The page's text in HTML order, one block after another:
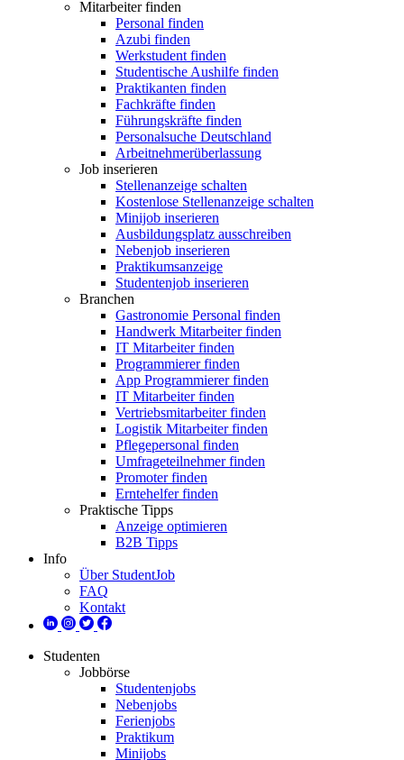
Mitarbeiter finden
Personal finden
Azubi finden
Werkstudent finden
Studentische Aushilfe finden
Praktikanten finden
Fachkräfte finden
Führungskräfte finden
Personalsuche Deutschland
Arbeitnehmerüberlassung
Job inserieren
Stellenanzeige schalten
Kostenlose Stellenanzeige schalten
Minijob inserieren
Ausbildungsplatz ausschreiben
Nebenjob inserieren
Praktikumsanzeige
Studentenjob inserieren
Branchen
Gastronomie Personal finden
Handwerk Mitarbeiter finden
IT Mitarbeiter finden
Programmierer finden
App Programmierer finden
IT Mitarbeiter finden
Vertriebsmitarbeiter finden
Logistik Mitarbeiter finden
Pflegepersonal finden
Umfrageteilnehmer finden
Promoter finden
Erntehelfer finden
Praktische Tipps
Anzeige optimieren
B2B Tipps
Info
Über StudentJob
FAQ
Kontakt
Studenten
Jobbörse
Studentenjobs
Nebenjobs
Ferienjobs
Praktikum
Minijobs